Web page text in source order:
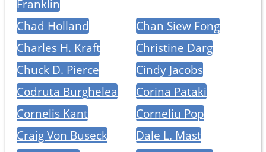
Franklin
Chad Holland
Chan Siew Fong
Charles H. Kraft
Christine Darg
Chuck D. Pierce
Cindy Jacobs
Codruta Burghelea
Corina Pataki
Cornelis Kant
Corneliu Pop
Craig Von Buseck
Dale L. Mast